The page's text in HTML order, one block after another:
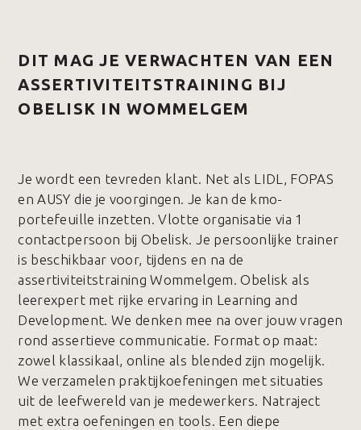
DIT MAG JE VERWACHTEN VAN EEN
ASSERTIVITEITSTRAINING BIJ
OBELISK IN WOMMELGEM
Je wordt een tevreden klant. Net als LIDL, FOPAS
en AUSY die je voorgingen. Je kan de kmo-
portefeuille inzetten. Vlotte organisatie via 1
contactpersoon bij Obelisk. Je persoonlijke trainer
is beschikbaar voor, tijdens en na de
assertiviteitstraining Wommelgem. Obelisk als
leerexpert met rijke ervaring in Learning and
Development. We denken mee na over jouw vragen
rond assertieve communicatie. Format op maat:
zowel klassikaal, online als blended zijn mogelijk.
We verzamelen praktijkoefeningen met situaties
uit de leefwereld van je medewerkers. Natraject
met extra oefeningen en tools. Een diepe